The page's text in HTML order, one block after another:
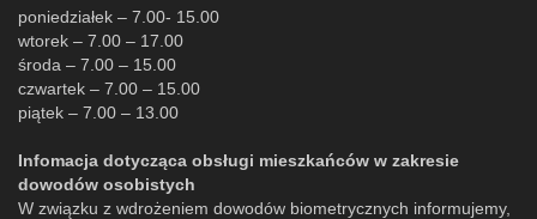
poniedziałek – 7.00- 15.00
wtorek – 7.00 – 17.00
środa – 7.00 – 15.00
czwartek – 7.00 – 15.00
piątek – 7.00 – 13.00
Infomacja dotycząca obsługi mieszkańców w zakresie
dowodów osobistych
W związku z wdrożeniem dowodów biometrycznych informujemy,